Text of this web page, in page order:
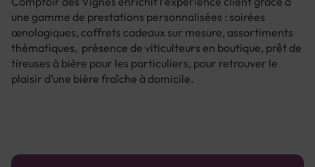
une gamme de prestations personnalisées : soirées
œnologiques, coffrets cadeaux sur mesure, assortiments
thématiques, présence de viticulteurs en boutique, prêt de
tireuses à bière pour les particuliers, pour retrouver le
plaisir d’une bière fraîche à domicile.